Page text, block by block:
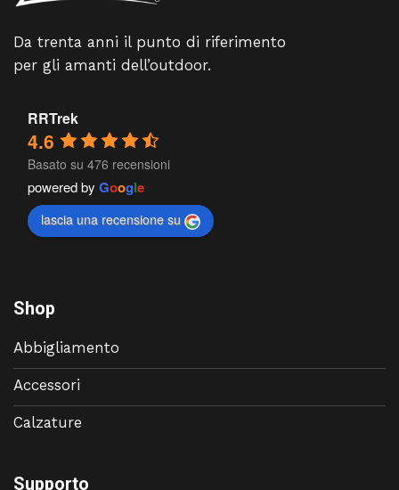
Da trenta anni il punto di riferimento
per gli amanti dell’outdoor.
RRTrek
4.6
Basato su 476 recensioni
powered by Google
lascia una recensione su
Shop
Abbigliamento
Accessori
Calzature
Supporto